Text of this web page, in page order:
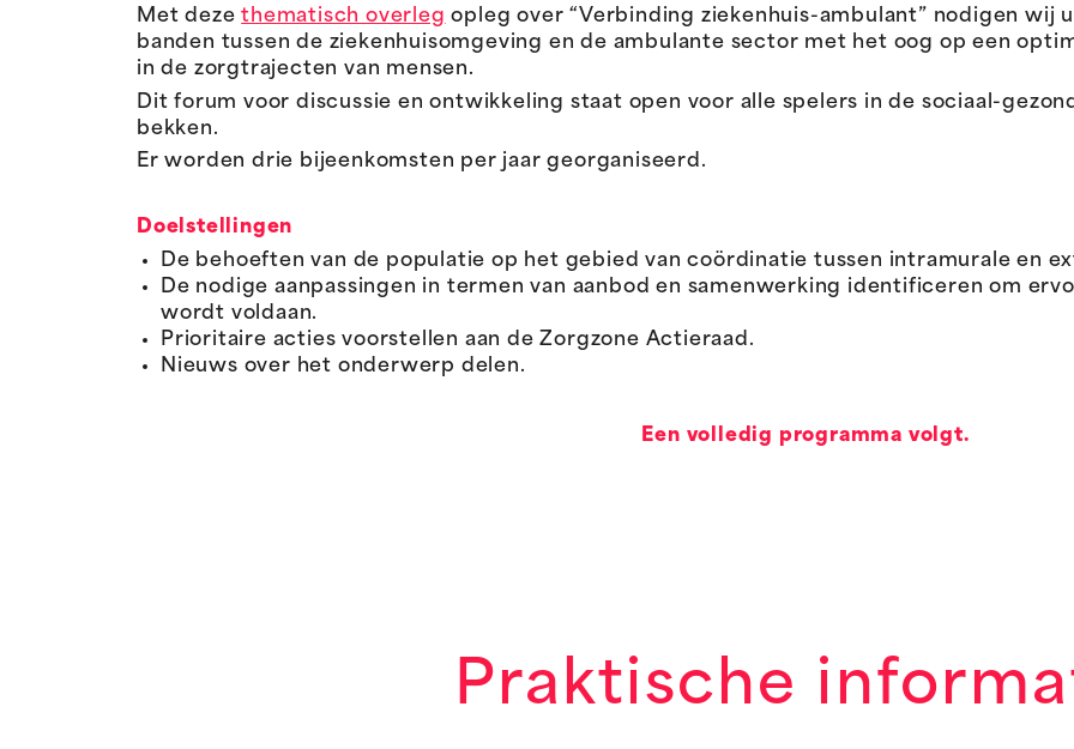
Met dezethematisch overleg opleg over “Verbinding ziekenhuis-ambulant” nodigen wij
banden tussen de ziekenhuisomgeving en de ambulante sector met het oog op een
in de zorgtrajecten van mensen.
Dit forum voor discussie en ontwikkeling staat open voor alle spelers in de sociaal-
bekken.
Er worden drie bijeenkomsten per jaar georganiseerd.
Doelstellingen
De behoeften van de populatie op het gebied van coördinatie tussen intramurale en
De nodige aanpassingen in termen van aanbod en samenwerking identificeren om
wordt voldaan.
Prioritaire acties voorstellen aan de Zorgzone Actieraad.
Nieuws over het onderwerp delen.
Een volledig programma volgt.
Praktische